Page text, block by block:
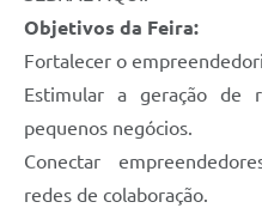
Objetivos da Feira:
Fortalecer o
Estimular a geração de
pequenos negócios.
Conectar
redes de colaboração.